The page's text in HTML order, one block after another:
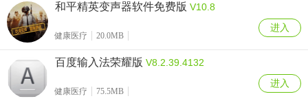
和平精英变声器软件免费版 V10.8
健康医疗 20.0MB
进入
百度输入法荣耀版 V8.2.39.4132
健康医疗 75.5MB
进入